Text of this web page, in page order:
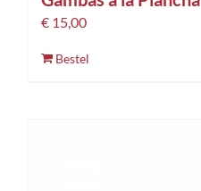
€ 15,00
Bestel